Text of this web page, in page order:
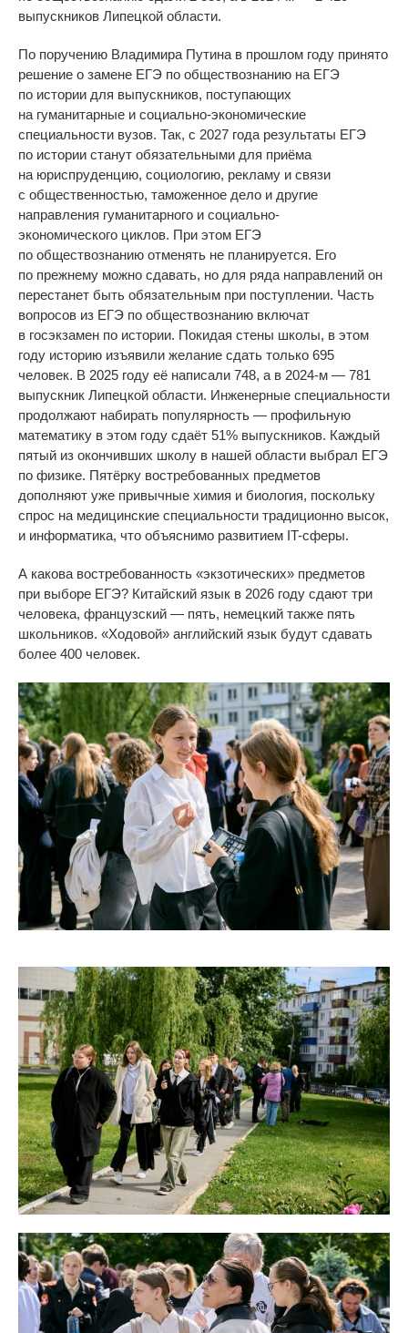
выпускников Липецкой области.
По поручению Владимира Путина в прошлом году принято
решение о замене ЕГЭ по обществознанию на ЕГЭ
по истории для выпускников, поступающих
на гуманитарные и социально-экономические
специальности вузов. Так, с 2027 года результаты ЕГЭ
по истории станут обязательными для приёма
на юриспруденцию, социологию, рекламу и связи
с общественностью, таможенное дело и другие
направления гуманитарного и социально-
экономического циклов. При этом ЕГЭ
по обществознанию отменять не планируется. Его
по прежнему можно сдавать, но для ряда направлений он
перестанет быть обязательным при поступлении. Часть
вопросов из ЕГЭ по обществознанию включат
в госэкзамен по истории. Покидая стены школы, в этом
году историю изъявили желание сдать только 695
человек. В 2025 году её написали 748, а в 2024-м — 781
выпускник Липецкой области. Инженерные специальности
продолжают набирать популярность — профильную
математику в этом году сдаёт 51% выпускников. Каждый
пятый из окончивших школу в нашей области выбрал ЕГЭ
по физике. Пятёрку востребованных предметов
дополняют уже привычные химия и биология, поскольку
спрос на медицинские специальности традиционно высок,
и информатика, что объяснимо развитием IT-сферы.
А какова востребованность «экзотических» предметов
при выборе ЕГЭ? Китайский язык в 2026 году сдают три
человека, французский — пять, немецкий также пять
школьников. «Ходовой» английский язык будут сдавать
более 400 человек.